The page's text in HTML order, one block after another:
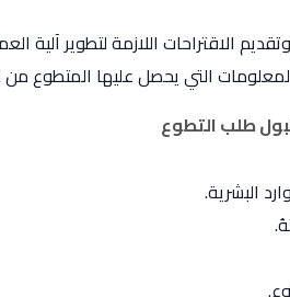
الاقتراحات اللازمة لتطوير آلية
التي يحصل عليها المتطوع
طلب التطوع
البشرية.